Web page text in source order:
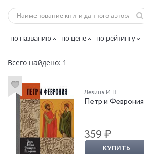
по названию по цене по рейтингу
Всего найдено: 1
Левина И. В.
Петр и Феврония
359 ₽
КУПИТЬ